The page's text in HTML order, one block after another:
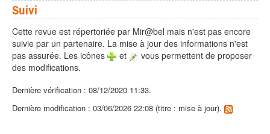
Suivi
Cette revue est répertoriée par Mir@bel mais n'est pas encore
suivie par un partenaire. La mise à jour des informations n'est
pas assurée. Les icônes
et
vous permettent de proposer
des modifications.
Dernière vérification : 08/12/2020 11:33.
Dernière modification : 03/06/2026 22:08 (titre : mise à jour).